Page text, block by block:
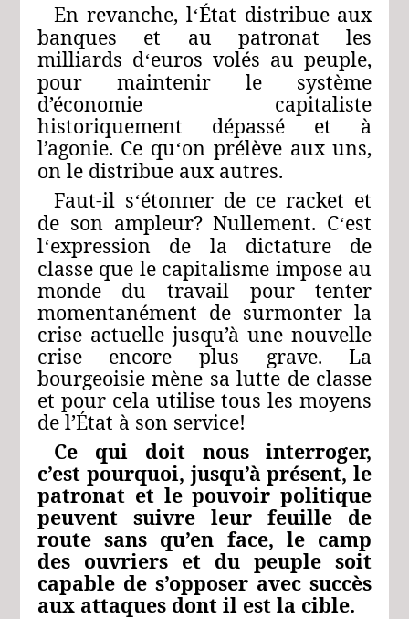
En revanche, l‘État distribue aux
banques et au patronat les
milliards d‘euros volés au peuple,
pour maintenir le système
d’économie capitaliste
historiquement dépassé et à
l’agonie. Ce qu‘on prélève aux uns,
on le distribue aux autres.
Faut-il s‘étonner de ce racket et
de son ampleur? Nullement. C‘est
l‘expression de la dictature de
classe que le capitalisme impose au
monde du travail pour tenter
momentanément de surmonter la
crise actuelle jusqu’à une nouvelle
crise encore plus grave. La
bourgeoisie mène sa lutte de classe
et pour cela utilise tous les moyens
de l’État à son service!
Ce qui doit nous interroger,
c’est pourquoi, jusqu’à présent, le
patronat et le pouvoir politique
peuvent suivre leur feuille de
route sans qu’en face, le camp
des ouvriers et du peuple soit
capable de s’opposer avec succès
aux attaques dont il est la cible.